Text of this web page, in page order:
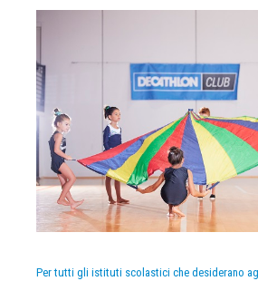
Per tutti gli istituti scolastici che desiderano